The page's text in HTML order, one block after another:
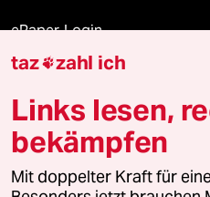
ePaper Login
Downloads für Abonnierende
© 2026 taz Verlags und
Alle Rechte vorbehalten. Bei
wenden Sie sich bitte an
taz zahl ich
Links lesen,
bekämpfen
Mit doppelter Kraft für